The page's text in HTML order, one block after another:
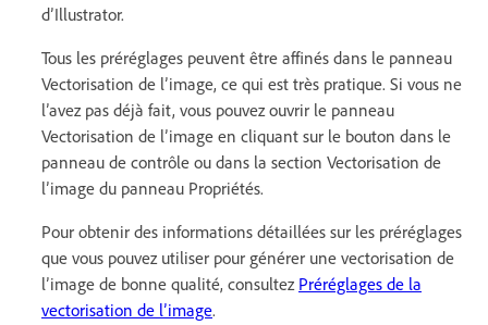
d’Illustrator.
Tous les préréglages peuvent être affinés dans le panneau
Vectorisation de l’image, ce qui est très pratique. Si vous ne
l’avez pas déjà fait, vous pouvez ouvrir le panneau
Vectorisation de l’image en cliquant sur le bouton dans le
panneau de contrôle ou dans la section Vectorisation de
l’image du panneau Propriétés.
Pour obtenir des informations détaillées sur les préréglages
que vous pouvez utiliser pour générer une vectorisation de
l’image de bonne qualité, consultez Préréglages de la
vectorisation de l’image.